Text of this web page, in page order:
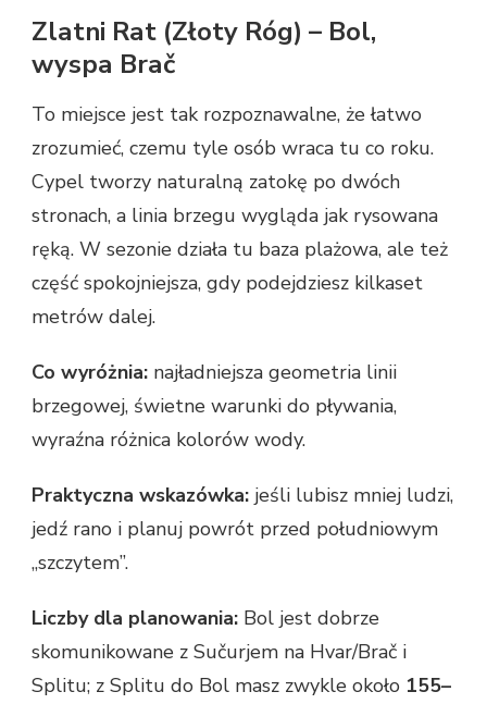
Zlatni Rat (Złoty Róg) – Bol,
wyspa Brač
To miejsce jest tak rozpoznawalne, że łatwo
zrozumieć, czemu tyle osób wraca tu co roku.
Cypel tworzy naturalną zatokę po dwóch
stronach, a linia brzegu wygląda jak rysowana
ręką. W sezonie działa tu baza plażowa, ale też
część spokojniejsza, gdy podejdziesz kilkaset
metrów dalej.
Co wyróżnia: najładniejsza geometria linii
brzegowej, świetne warunki do pływania,
wyraźna różnica kolorów wody.
Praktyczna wskazówka: jeśli lubisz mniej ludzi,
jedź rano i planuj powrót przed południowym
„szczytem”.
Liczby dla planowania: Bol jest dobrze
skomunikowane z Sučurjem na Hvar/Brač i
Splitu; z Splitu do Bol masz zwykle około 155–